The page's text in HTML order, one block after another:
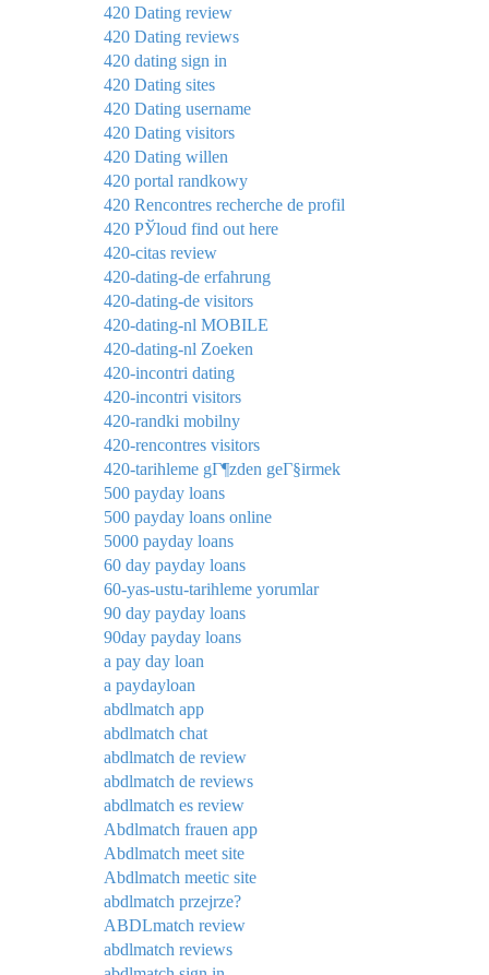
420 Dating review
420 Dating reviews
420 dating sign in
420 Dating sites
420 Dating username
420 Dating visitors
420 Dating willen
420 portal randkowy
420 Rencontres recherche de profil
420 РЎloud find out here
420-citas review
420-dating-de erfahrung
420-dating-de visitors
420-dating-nl MOBILE
420-dating-nl Zoeken
420-incontri dating
420-incontri visitors
420-randki mobilny
420-rencontres visitors
420-tarihleme gГ¶zden geГ§irmek
500 payday loans
500 payday loans online
5000 payday loans
60 day payday loans
60-yas-ustu-tarihleme yorumlar
90 day payday loans
90day payday loans
a pay day loan
a paydayloan
abdlmatch app
abdlmatch chat
abdlmatch de review
abdlmatch de reviews
abdlmatch es review
Abdlmatch frauen app
Abdlmatch meet site
Abdlmatch meetic site
abdlmatch przejrze?
ABDLmatch review
abdlmatch reviews